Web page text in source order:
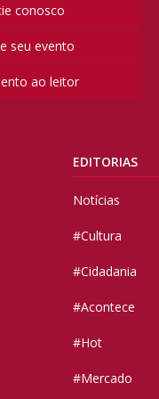
conosco
seu evento
ao leitor
EDITORIAS
Notícias
#Cultura
#Cidadania
#Acontece
#Hot
#Mercado